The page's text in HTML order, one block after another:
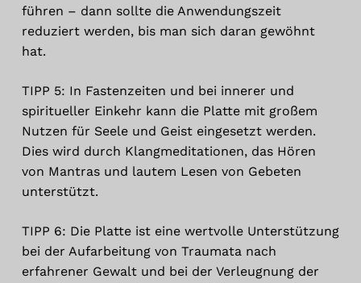
führen – dann sollte die Anwendungszeit
reduziert werden, bis man sich daran gewöhnt
hat.
TIPP 5: In Fastenzeiten und bei innerer und
spiritueller Einkehr kann die Platte mit großem
Nutzen für Seele und Geist eingesetzt werden.
Dies wird durch Klangmeditationen, das Hören
von Mantras und lautem Lesen von Gebeten
unterstützt.
TIPP 6: Die Platte ist eine wertvolle Unterstützung
bei der Aufarbeitung von Traumata nach
erfahrener Gewalt und bei der Verleugnung der